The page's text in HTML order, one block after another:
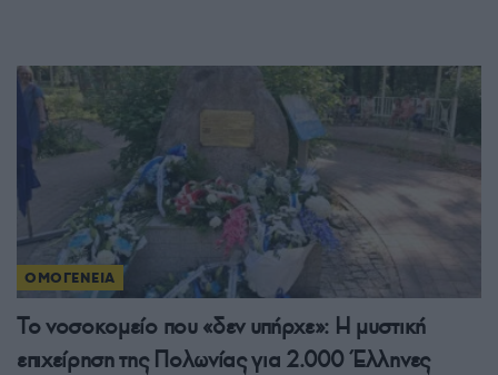
ΟΜΟΓΕΝΕΙΑ
Το νοσοκομείο που «δεν υπήρχε»: Η μυστική
επιχείρηση της Πολωνίας για 2.000 Έλληνες